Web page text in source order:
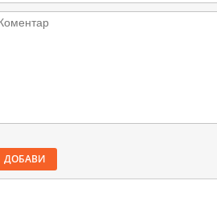
ДОБАВИ